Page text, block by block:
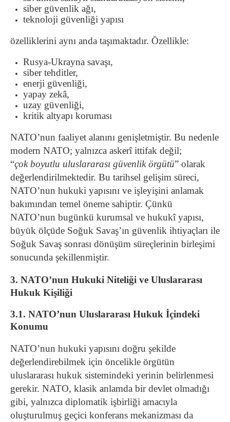
siber güvenlik ağı,
teknoloji güvenliği yapısı
özelliklerini aynı anda taşımaktadır. Özellikle:
Rusya-Ukrayna savaşı,
siber tehditler,
enerji güvenliği,
yapay zekâ,
uzay güvenliği,
kritik altyapı koruması
NATO’nun faaliyet alanını genişletmiştir. Bu nedenle
modern NATO; yalnızca askerî ittifak değil;
“çok boyutlu uluslararası güvenlik örgütü” olarak
değerlendirilmektedir. Bu tarihsel gelişim süreci,
NATO’nun hukuki yapısını ve işleyişini anlamak
bakımından temel öneme sahiptir. Çünkü
NATO’nun bugünkü kurumsal ve hukukî yapısı,
büyük ölçüde Soğuk Savaş’ın güvenlik ihtiyaçları ile
Soğuk Savaş sonrası dönüşüm süreçlerinin birleşimi
sonucunda şekillenmiştir.
3. NATO’nun Hukuki Niteliği ve Uluslararası
Hukuk Kişiliği
3.1. NATO’nun Uluslararası Hukuk İçindeki
Konumu
NATO’nun hukuki yapısını doğru şekilde
değerlendirebilmek için öncelikle örgütün
uluslararası hukuk sistemindeki yerinin belirlenmesi
gerekir. NATO, klasik anlamda bir devlet olmadığı
gibi, yalnızca diplomatik işbirliği amacıyla
oluşturulmuş geçici konferans mekanizması da